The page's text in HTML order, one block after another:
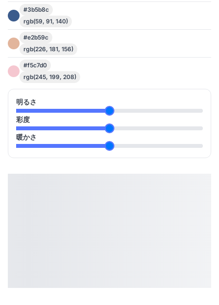
#3b5b8c
rgb(59, 91, 140)
#e2b59c
rgb(226, 181, 156)
#f5c7d0
rgb(245, 199, 208)
明るさ
彩度
暖かさ